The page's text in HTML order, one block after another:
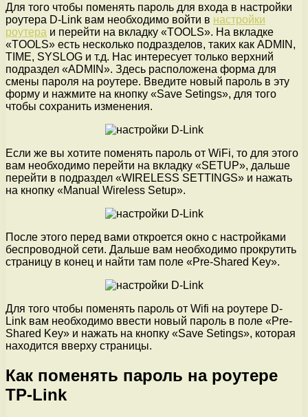
Для того чтобы поменять пароль для входа в настройки
роутера D-Link вам необходимо войти в настройки
роутера и перейти на вкладку «TOOLS». На вкладке
«TOOLS» есть несколько подразделов, таких как ADMIN,
TIME, SYSLOG и т.д. Нас интересует только верхний
подраздел «ADMIN». Здесь расположена форма для
смены пароля на роутере. Введите новый пароль в эту
форму и нажмите на кнопку «Save Setings», для того
чтобы сохранить изменения.
Если же вы хотите поменять пароль от WiFi, то для этого
вам необходимо перейти на вкладку «SETUP», дальше
перейти в подраздел «WIRELESS SETTINGS» и нажать
на кнопку «Manual Wireless Setup».
После этого перед вами откроется окно с настройками
беспроводной сети. Дальше вам необходимо прокрутить
страницу в конец и найти там поле «Pre-Shared Key».
Для того чтобы поменять пароль от Wifi на роутере D-
Link вам необходимо ввести новый пароль в поле «Pre-
Shared Key» и нажать на кнопку «Save Setings», которая
находится вверху страницы.
Как поменять пароль на роутере
TP-Link